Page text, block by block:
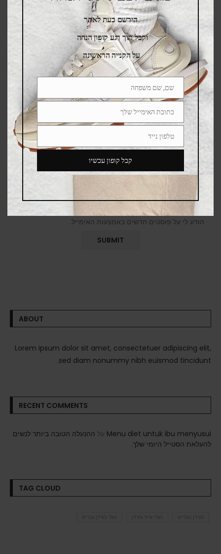
Save my name, email, and website in this browser for
the next time I comment.
הודע לי על תגובות נוספות באמצעות האימייל.
הודע לי על פוסטים חדשים באמצעות האימייל.
ABOUT
Lorem ipsum dolor sit amet, consectetuer adipiscing elit,
sed diam nonummy nibh euismod tincidunt.
RECENT COMMENTS
Menu diet untuk ibu menyusui על ההנעלה הטובה ביותר לנשים
להעלאת הסטייל היומי שלך.
TAG CLOUD
ג'ורדן נעליים נעלי אייר ג'ורדן נעלי ג'ורדן גברים
הירשם כעת לאתר
וקבל תוך רגע קופון הנחה
על הקנייה הראשונה
Nameשם, שם משפחה
Emailכתובת האימייל שלך
Phone
Number
טלפון נייד
קבל קופון עכשיו